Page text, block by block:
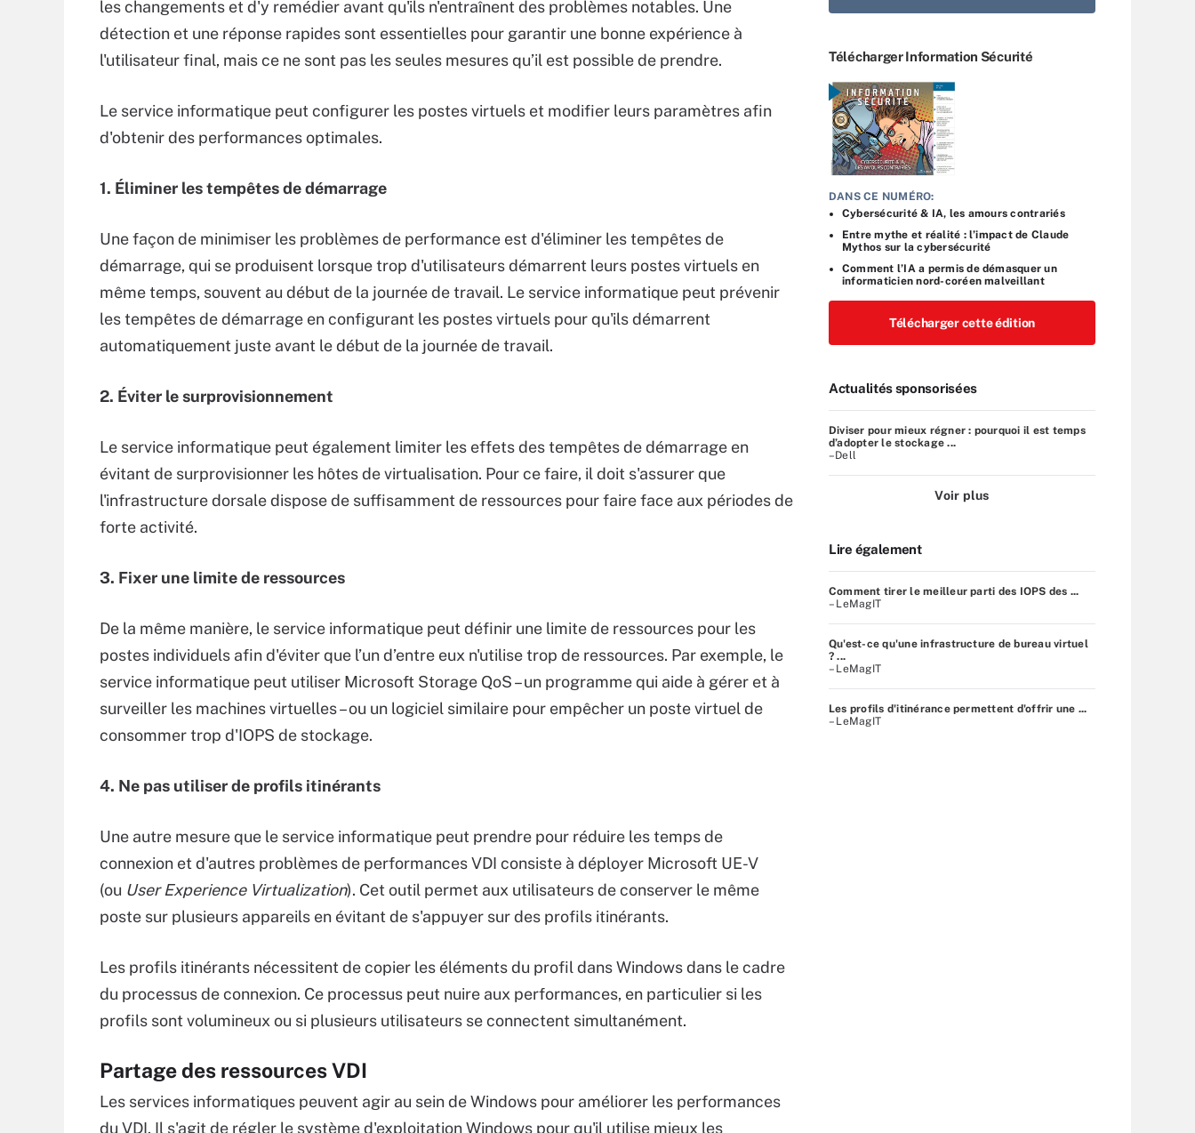
les changements et d'y remédier avant qu'ils n'entraînent des problèmes notables. Une
détection et une réponse rapides sont essentielles pour garantir une bonne expérience à
l'utilisateur final, mais ce ne sont pas les seules mesures qu’il est possible de prendre.
Le service informatique peut configurer les postes virtuels et modifier leurs paramètres afin
d'obtenir des performances optimales.
1. Éliminer les tempêtes de démarrage
Une façon de minimiser les problèmes de performance est d'éliminer les tempêtes de
démarrage, qui se produisent lorsque trop d'utilisateurs démarrent leurs postes virtuels en
même temps, souvent au début de la journée de travail. Le service informatique peut prévenir
les tempêtes de démarrage en configurant les postes virtuels pour qu'ils démarrent
automatiquement juste avant le début de la journée de travail.
2. Éviter le surprovisionnement
Le service informatique peut également limiter les effets des tempêtes de démarrage en
évitant de surprovisionner les hôtes de virtualisation. Pour ce faire, il doit s'assurer que
l'infrastructure dorsale dispose de suffisamment de ressources pour faire face aux périodes de
forte activité.
3. Fixer une limite de ressources
De la même manière, le service informatique peut définir une limite de ressources pour les
postes individuels afin d'éviter que l’un d’entre eux n'utilise trop de ressources. Par exemple, le
service informatique peut utiliser Microsoft Storage QoS – un programme qui aide à gérer et à
surveiller les machines virtuelles – ou un logiciel similaire pour empêcher un poste virtuel de
consommer trop d'IOPS de stockage.
4. Ne pas utiliser de profils itinérants
Une autre mesure que le service informatique peut prendre pour réduire les temps de
connexion et d'autres problèmes de performances VDI consiste à déployer Microsoft UE-V
(ou User Experience Virtualization). Cet outil permet aux utilisateurs de conserver le même
poste sur plusieurs appareils en évitant de s'appuyer sur des profils itinérants.
Les profils itinérants nécessitent de copier les éléments du profil dans Windows dans le cadre
du processus de connexion. Ce processus peut nuire aux performances, en particulier si les
profils sont volumineux ou si plusieurs utilisateurs se connectent simultanément.
Partage des ressources VDI
Les services informatiques peuvent agir au sein de Windows pour améliorer les performances
du VDI. Il s'agit de régler le système d'exploitation Windows pour qu'il utilise mieux les
Télécharger Information Sécurité
DANS CE NUMÉRO:
Cybersécurité & IA, les amours contrariés
Entre mythe et réalité : l’impact de Claude
Mythos sur la cybersécurité
Comment l’IA a permis de démasquer un
informaticien nord-coréen malveillant
Télécharger cette édition
Actualités sponsorisées
Diviser pour mieux régner : pourquoi il est temps
d’adopter le stockage ...
–Dell
Voir plus
Lire également
Comment tirer le meilleur parti des IOPS des ...
– LeMagIT
Qu'est-ce qu'une infrastructure de bureau virtuel
? ...
– LeMagIT
Les profils d'itinérance permettent d'offrir une ...
– LeMagIT